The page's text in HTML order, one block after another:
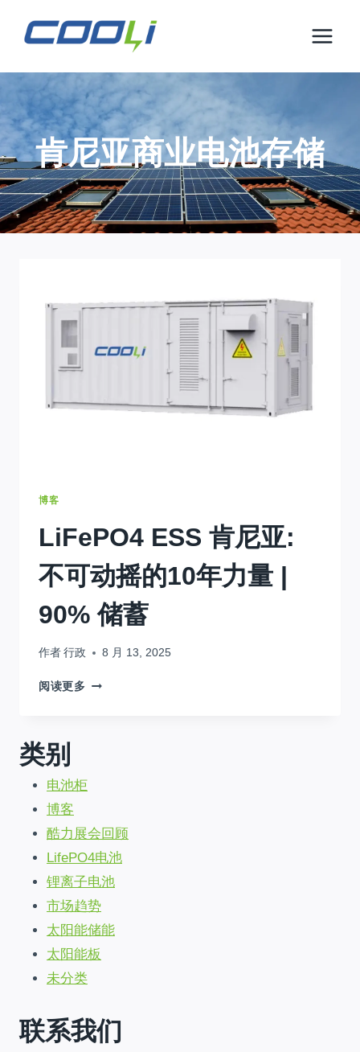
容
肯尼亚商业电池存储
博客
LiFePO4 ESS 肯尼亚:
不可动摇的10年力量 |
90% 储蓄
作者 行政 8 月 13, 2025
阅读更多 LIFEPO4
可
的
10
力
量
90%
储
蓄
类别
电池柜
博客
酷力展会回顾
LifePO4电池
锂离子电池
市场趋势
太阳能储能
太阳能板
未分类
联系我们